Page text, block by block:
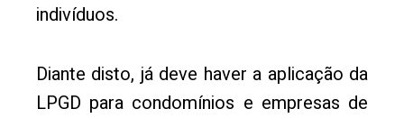
indivíduos.
Diante disto, já deve haver a aplicação da
LPGD para condomínios e empresas de